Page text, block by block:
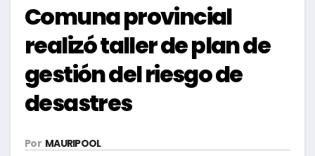
Comuna provincial
realizó taller de plan de
gestión del riesgo de
desastres
Por MAURIPOOL